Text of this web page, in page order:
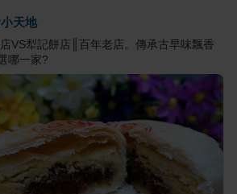
天地
VS犁記餅店║百年老店。傳承古早味飄香
哪一家?